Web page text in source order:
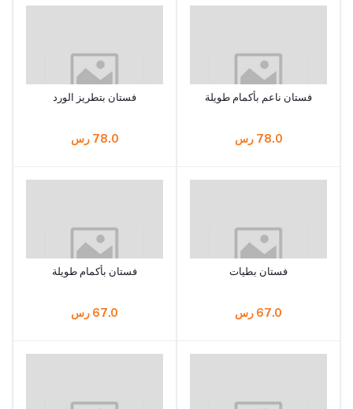
فستان ناعم بأكمام طويلة
78.0 رس
فستان بتطريز الورد
78.0 رس
فستان بطيات
67.0 رس
فستان بأكمام طويلة
67.0 رس